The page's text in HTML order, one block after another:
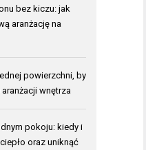
bez kiczu: jak
aranżację na
powierzchni, by
wnętrza
pokoju: kiedy i
oraz uniknąć